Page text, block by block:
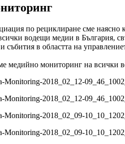
по рециклиране сме
водещи медии в България,
събития в областта на
медийно мониторинг на всички
Monitoring-2018_02_12-
Monitoring-2018_02_12-
Monitoring-2018_02_09-
Monitoring-2018_02_09-